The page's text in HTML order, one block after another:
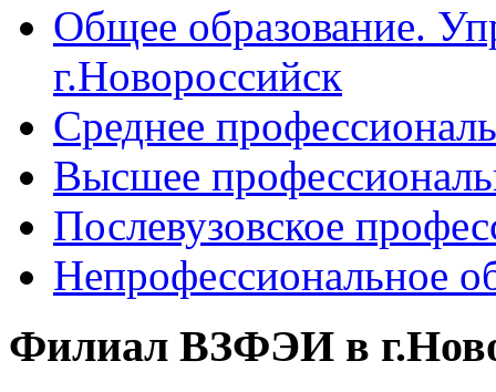
Общее образование.
г.Новороссийск
Среднее
Высшее
Послевузовское
Непрофессиональное
Филиал ВЗФЭИ в